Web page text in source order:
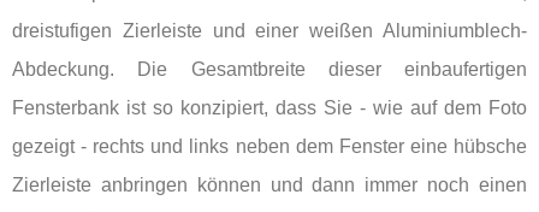
dreistufigen Zierleiste und einer weißen Aluminiumblech-
Abdeckung. Die Gesamtbreite dieser einbaufertigen
Fensterbank ist so konzipiert, dass Sie - wie auf dem Foto
gezeigt - rechts und links neben dem Fenster eine hübsche
Zierleiste anbringen können und dann immer noch einen